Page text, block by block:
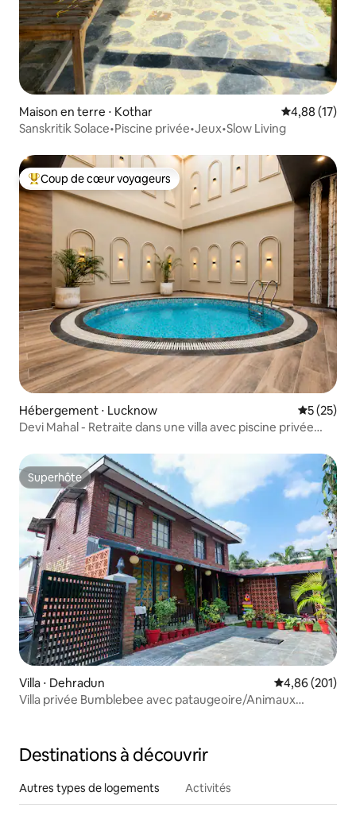
Maison en terre ⋅ Kothar Évaluation
4,88 (17)
Sanskritik Solace•Piscine privée•Jeux•Slow Living
Coups de cœur voyageurs les plus appréciés
Coup de cœur voyageurs
Hébergement ⋅ Lucknow
5 (25)
Devi Mahal - Retraite dans une villa avec piscine privée
Superhôte
Superhôte
Villa ⋅ Dehradun Évaluation
4,86 (201)
Villa privée Bumblebee avec pataugeoire/Animaux
Destinations à découvrir
Autres types de logements Activités